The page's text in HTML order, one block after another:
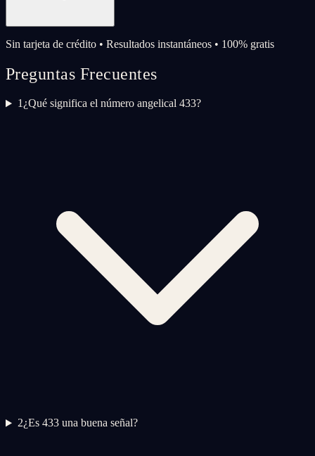
Sin tarjeta de crédito • Resultados instantáneos • 100% gratis
Preguntas Frecuentes
1¿Qué significa el número angelical 433?
2¿Es 433 una buena señal?